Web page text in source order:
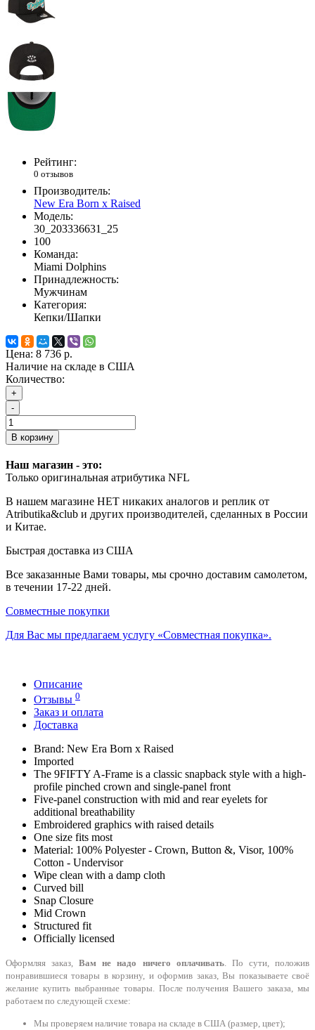
Рейтинг:
0 отзывов
Производитель:
New Era Born x Raised
Модель:
30_203336631_25
100
Команда:
Miami Dolphins
Принадлежность:
Мужчинам
Категория:
Кепки/Шапки
Цена: 8 736 р.
Наличие на складе в США
Количество:
+
-
В корзину
Наш магазин - это:
Только оригинальная атрибутика NFL
В нашем магазине НЕТ никаких аналогов и реплик от
Atributika&club и других производителей, сделанных в России
и Китае.
Быстрая доставка из США
Все заказанные Вами товары, мы срочно доставим самолетом,
в течении 17-22 дней.
Совместные покупки
Для Вас мы предлагаем услугу «Совместная покупка».
Описание
Отзывы 0
Заказ и оплата
Доставка
Brand: New Era Born x Raised
Imported
The 9FIFTY A-Frame is a classic snapback style with a high-
profile pinched crown and single-panel front
Five-panel construction with mid and rear eyelets for
additional breathability
Embroidered graphics with raised details
One size fits most
Material: 100% Polyester - Crown, Button &, Visor, 100%
Cotton - Undervisor
Wipe clean with a damp cloth
Curved bill
Snap Closure
Mid Crown
Structured fit
Officially licensed
Оформляя заказ,Вам не надо ничего оплачивать. По сути, положив
понравившиеся товары в корзину, и оформив заказ, Вы показываете своё
желание купить выбранные товары. После получения Вашего заказа, мы
работаем по следующей схеме:
Мы проверяем наличие товара на складе в США (размер, цвет);